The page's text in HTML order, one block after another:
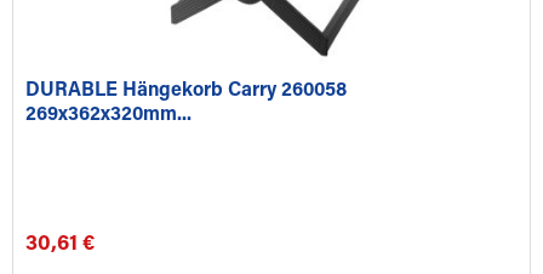
DURABLE Hängekorb Carry 260058
269x362x320mm...
30,61 €